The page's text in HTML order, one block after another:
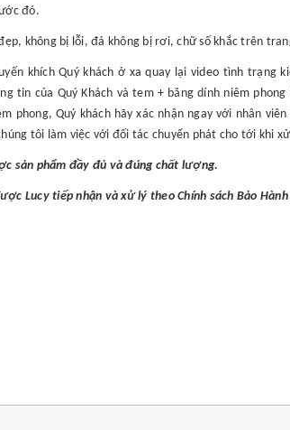
đó.
không bị lỗi, đá không bị rơi, chữ số khắc trên
khích Quý khách ở xa quay lại video tình trạng
tin của Quý Khách và tem + băng dính niêm
phong, Quý khách hãy xác nhận ngay với nhân
tôi làm việc với đối tác chuyển phát cho tới khi
sản phẩm đầy đủ và đúng chất lượng.
Lucy tiếp nhận và xử lý theo Chính sách Bảo